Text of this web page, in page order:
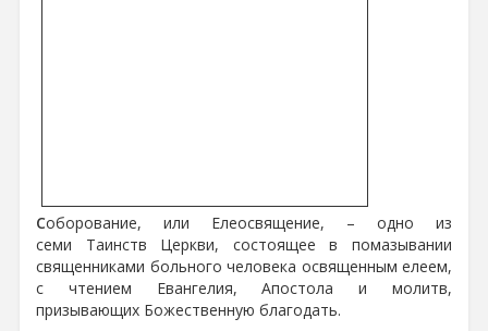
Соборование, или Елеосвящение, – одно из
семи Таинств Церкви, состоящее в помазывании
священниками больного человека освященным елеем,
с чтением Евангелия, Апостола и молитв,
призывающих Божественную благодать.